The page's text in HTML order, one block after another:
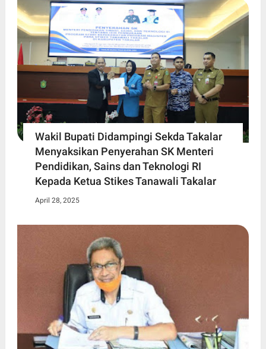
Wakil Bupati Didampingi Sekda Takalar
Menyaksikan Penyerahan SK Menteri
Pendidikan, Sains dan Teknologi RI
Kepada Ketua Stikes Tanawali Takalar
April 28, 2025